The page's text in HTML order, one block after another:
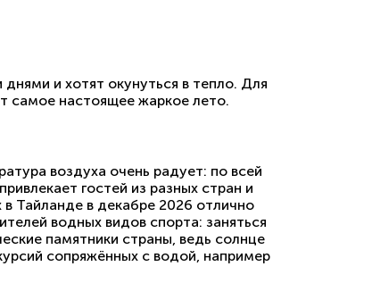
и хотят окунуться в тепло. Для
самое настоящее жаркое лето.
воздуха очень радует: по всей
гостей из разных стран и
Тайланде в декабре 2026 отлично
водных видов спорта: заняться
памятники страны, ведь солнце
сопряжённых с водой, например